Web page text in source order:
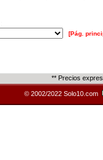
[Pág.
** Precios
© 2002/2022 Solo10.com